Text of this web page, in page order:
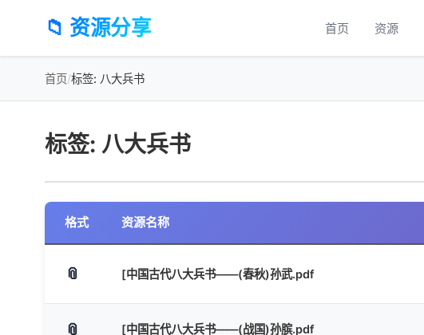
📁 资源分享 首页 资源
首页/标签: 八大兵书
标签: 八大兵书
格式 资源名称
📎 [中国古代八大兵书——(春秋)孙武.pdf
📎 [中国古代八大兵书——(战国)孙膑.pdf